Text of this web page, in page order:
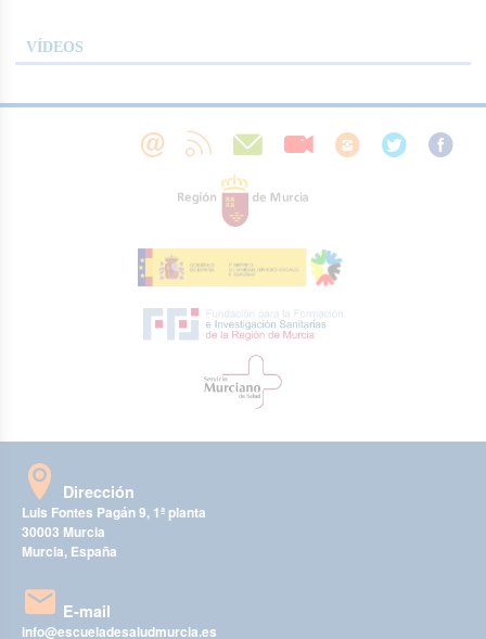
VÍDEOS
Dirección
Luis Fontes Pagán 9, 1ª planta
30003 Murcia
Murcia, España
E-mail
info@escueladesaludmurcia.es